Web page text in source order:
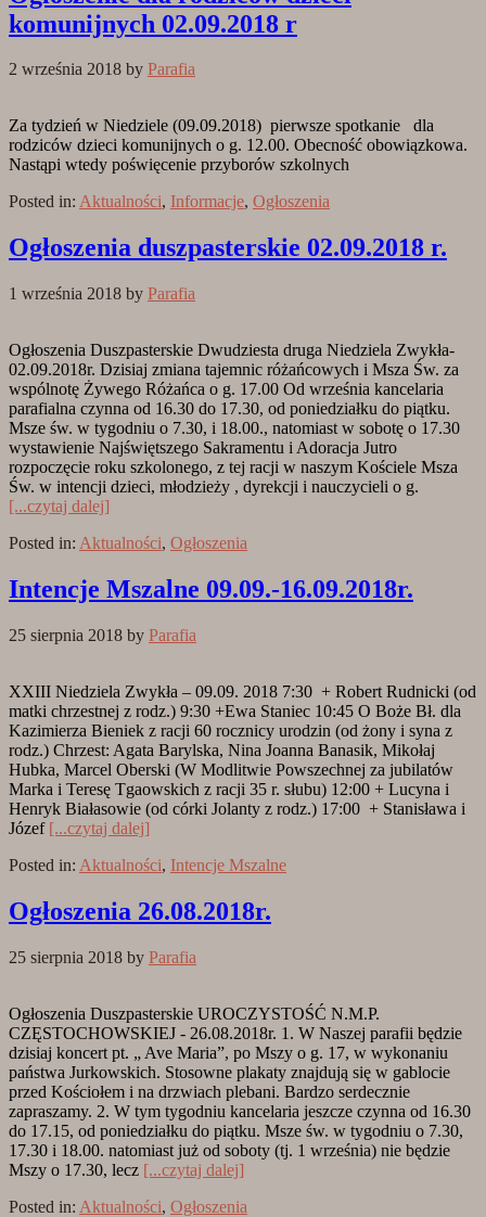
komunijnych 02.09.2018 r
2 września 2018 by Parafia
Za tydzień w Niedziele (09.09.2018) pierwsze spotkanie dla
rodziców dzieci komunijnych o g. 12.00. Obecność obowiązkowa.
Nastąpi wtedy poświęcenie przyborów szkolnych
Posted in: Aktualności, Informacje, Ogłoszenia
Ogłoszenia duszpasterskie 02.09.2018 r.
1 września 2018 by Parafia
Ogłoszenia Duszpasterskie Dwudziesta druga Niedziela Zwykła-
02.09.2018r. Dzisiaj zmiana tajemnic różańcowych i Msza Św. za
wspólnotę Żywego Różańca o g. 17.00 Od września kancelaria
parafialna czynna od 16.30 do 17.30, od poniedziałku do piątku.
Msze św. w tygodniu o 7.30, i 18.00., natomiast w sobotę o 17.30
wystawienie Najświętszego Sakramentu i Adoracja Jutro
rozpoczęcie roku szkolonego, z tej racji w naszym Kościele Msza
Św. w intencji dzieci, młodzieży , dyrekcji i nauczycieli o g.
[...czytaj dalej]
Posted in: Aktualności, Ogłoszenia
Intencje Mszalne 09.09.-16.09.2018r.
25 sierpnia 2018 by Parafia
XXIII Niedziela Zwykła – 09.09. 2018 7:30 + Robert Rudnicki (od
matki chrzestnej z rodz.) 9:30 +Ewa Staniec 10:45 O Boże Bł. dla
Kazimierza Bieniek z racji 60 rocznicy urodzin (od żony i syna z
rodz.) Chrzest: Agata Barylska, Nina Joanna Banasik, Mikołaj
Hubka, Marcel Oberski (W Modlitwie Powszechnej za jubilatów
Marka i Teresę Tgaowskich z racji 35 r. słubu) 12:00 + Lucyna i
Henryk Białasowie (od córki Jolanty z rodz.) 17:00 + Stanisława i
Józef [...czytaj dalej]
Posted in: Aktualności, Intencje Mszalne
Ogłoszenia 26.08.2018r.
25 sierpnia 2018 by Parafia
Ogłoszenia Duszpasterskie UROCZYSTOŚĆ N.M.P.
CZĘSTOCHOWSKIEJ - 26.08.2018r. 1. W Naszej parafii będzie
dzisiaj koncert pt. „ Ave Maria”, po Mszy o g. 17, w wykonaniu
państwa Jurkowskich. Stosowne plakaty znajdują się w gablocie
przed Kościołem i na drzwiach plebani. Bardzo serdecznie
zapraszamy. 2. W tym tygodniu kancelaria jeszcze czynna od 16.30
do 17.15, od poniedziałku do piątku. Msze św. w tygodniu o 7.30,
17.30 i 18.00. natomiast już od soboty (tj. 1 września) nie będzie
Mszy o 17.30, lecz [...czytaj dalej]
Posted in: Aktualności, Ogłoszenia